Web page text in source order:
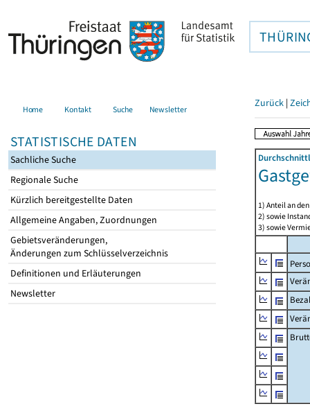
Home Kontakt Suche Newsletter
STATISTISCHE DATEN
Sachliche Suche
Regionale Suche
Kürzlich bereitgestellte Daten
Allgemeine Angaben, Zuordnungen
Gebietsveränderungen,
Änderungen zum Schlüsselverzeichnis
Definitionen und Erläuterungen
Newsletter
Zurück |
1) Anteil an
2) sowie
3) sowie